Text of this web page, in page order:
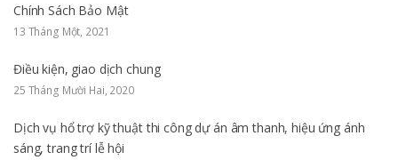
Chính Sách Bảo Mật
13 Tháng Một, 2021
Điều kiện, giao dịch chung
25 Tháng Mười Hai, 2020
Dịch vụ hổ trợ kỹ thuật thi công dự án âm thanh, hiệu ứng ánh
sáng, trang trí lễ hội